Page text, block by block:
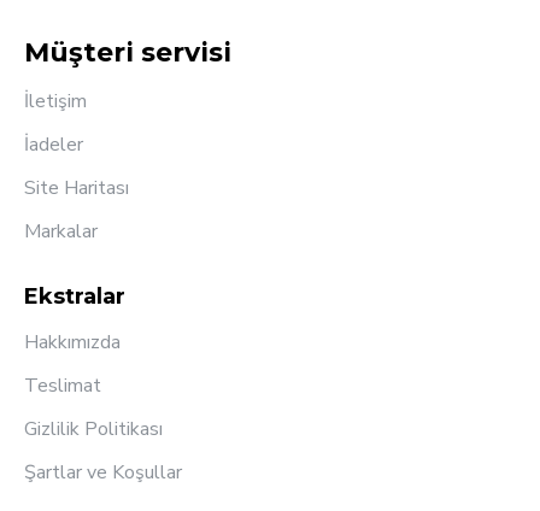
Müşteri servisi
İletişim
İadeler
Site Haritası
Markalar
Ekstralar
Hakkımızda
Teslimat
Gizlilik Politikası
Şartlar ve Koşullar